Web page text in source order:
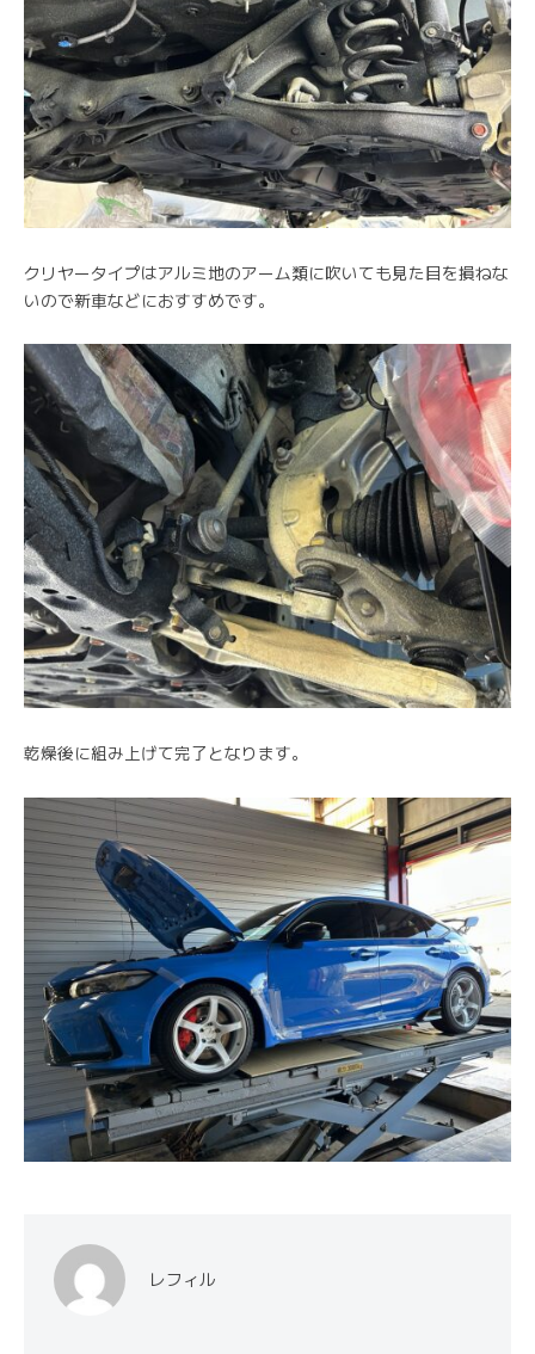
クリヤータイプはアルミ地のアーム類に吹いても見た目を損ねな
いので新車などにおすすめです。
乾燥後に組み上げて完了となります。
レフィル